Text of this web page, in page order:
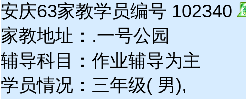
安庆63家教学员编号 102340
家教地址：.一号公园
辅导科目：作业辅导为主
学员情况：三年级( 男),